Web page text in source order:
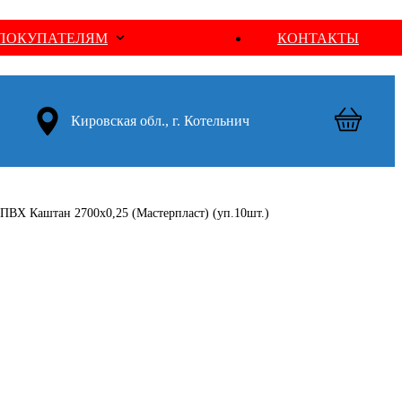
КОНТАКТЫ
Кировская обл., г. Котельнич
Каштан 2700х0,25 (Мастерпласт) (уп.10шт.)